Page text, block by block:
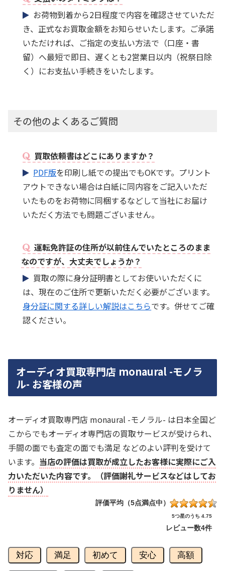
お荷物到着から2日程度で内容を確認させていただ
き、正式なお買取金額をお知らせいたします。ご承諾
いただければ、ご指定の支払い方法で（口座・書
留）へ最短で即日、遅くとも2営業日以内（祝祭日除
く）にお支払い手続きをいたします。
その他のよくあるご質問
買取依頼書はどこにありますか？
PDF版を印刷し紙での提出でもOKです。プリント
アウトできない場合は白紙に同内容をご記入いただ
いたものをお荷物に同梱するなどして当社にお届け
いただく方法でも問題ございません。
運転免許証の住所が以前住んでいたところのまま
なのですが、大丈夫でしょうか？
買取の際に身分証明書としてお使いいただくに
は、現在のご住所で更新いただく必要がございます。
身分証に関する詳しい解説はこちらです。併せてご確
認ください。
オーディオ買取専門店 monaural -モノラ
ル- お客様の声
オーディオ買取専門店 monaural -モノラル- は日本全国ど
こからでもオーディオ専門店の買取サービスが受けられ、
手間の面でも査定の面でも満足 などのよい評判を受けて
います。 当店の評価は買取が成立したお客様に実際にご入
力いただいた内容です。（評価謝礼サービスなどはしてお
りません）
評価平均（5点満点中）
5つ星のうち 4.75
レビュー数4件
対応 満足 初めて 安心 高額